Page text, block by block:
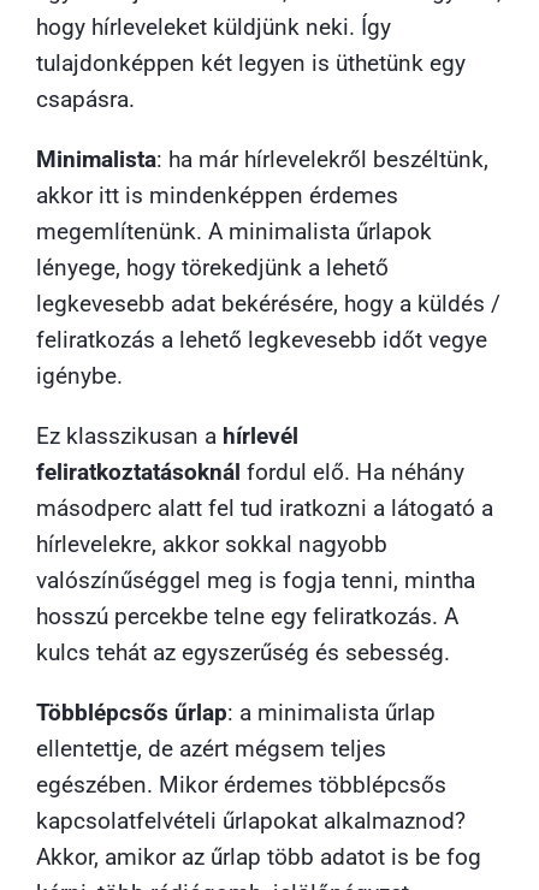
hogy hírleveleket küldjünk neki. Így
tulajdonképpen két legyen is üthetünk egy
csapásra.
Minimalista: ha már hírlevelekről beszéltünk,
akkor itt is mindenképpen érdemes
megemlítenünk. A minimalista űrlapok
lényege, hogy törekedjünk a lehető
legkevesebb adat bekérésére, hogy a küldés /
feliratkozás a lehető legkevesebb időt vegye
igénybe.
Ez klasszikusan a hírlevél
feliratkoztatásoknál fordul elő. Ha néhány
másodperc alatt fel tud iratkozni a látogató a
hírlevelekre, akkor sokkal nagyobb
valószínűséggel meg is fogja tenni, mintha
hosszú percekbe telne egy feliratkozás. A
kulcs tehát az egyszerűség és sebesség.
Többlépcsős űrlap: a minimalista űrlap
ellentettje, de azért mégsem teljes
egészében. Mikor érdemes többlépcsős
kapcsolatfelvételi űrlapokat alkalmaznod?
Akkor, amikor az űrlap több adatot is be fog